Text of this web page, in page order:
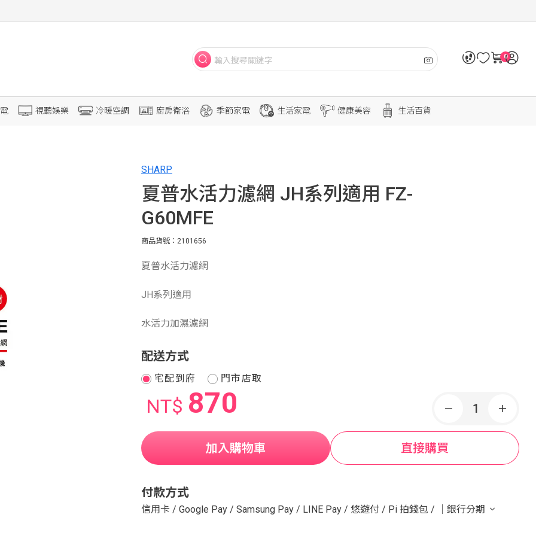
0
視聽娛樂 冷暖空調 廚房衛浴 季節家電 生活家電 健康美容 生活百貨
SHARP
夏普水活力濾網 JH系列適用 FZ-
G60MFE
商品貨號：2101656
夏普水活力濾網
JH系列適用
水活力加濕濾網
配送方式
宅配到府 門市店取
NT$ 870
加入購物車 直接購買
付款方式
信用卡 / Google Pay / Samsung Pay / LINE Pay / 悠遊付 / Pi 拍錢包 / ｜銀行分期